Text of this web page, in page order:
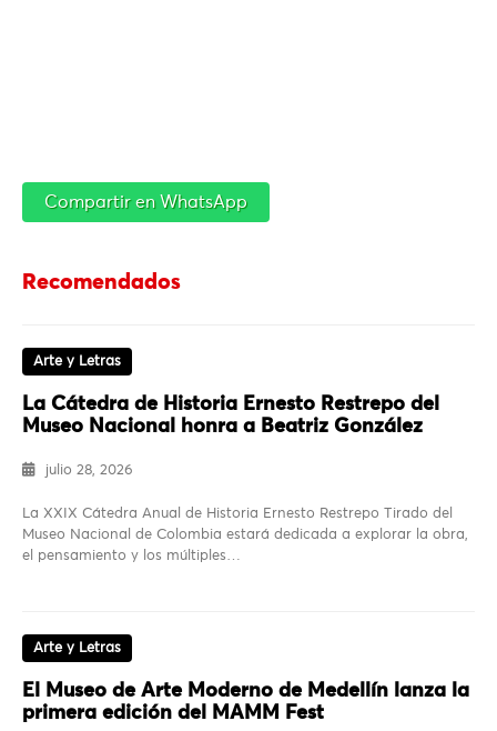
Compartir en WhatsApp
Recomendados
Arte y Letras
La Cátedra de Historia Ernesto Restrepo del
Museo Nacional honra a Beatriz González
julio 28, 2026
La XXIX Cátedra Anual de Historia Ernesto Restrepo Tirado del
Museo Nacional de Colombia estará dedicada a explorar la obra,
el pensamiento y los múltiples…
Arte y Letras
El Museo de Arte Moderno de Medellín lanza la
primera edición del MAMM Fest